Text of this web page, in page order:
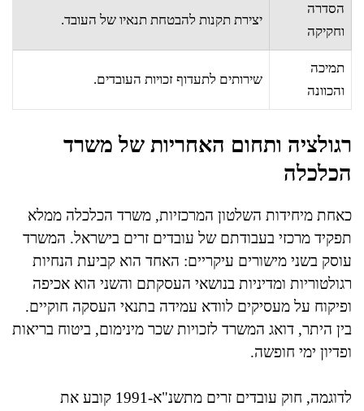
הסדרה
וחקיקה
יצירת תקנות להבטחת תנאיו של העובד.
תמיכה
והכוונה
שירותים לתעדוף זכויות העובדים.
רגולציה ותחום האחריות של משרד
הכלכלה
כאחת מיחידות השלטון המרכזיות, משרד הכלכלה ממלא
תפקיד מרכזי בעבודתם של עובדים זרים בישראל. המשרד
עוסק בשני מישורים עיקריים: האחד הוא קביעת הנחיות
רגולטוריות ומדיניות בנושאי העסקתם והשני הוא אכיפה
ופיקוח על מעסיקים לוודא עמידה בתנאי העסקה חוקיים.
בין היתר, דואג המשרד לזכויות שכר מינימום, ביטוח בריאות
ופדיון ימי חופשה.
לדוגמה, חוק עובדים זרים מתשנ"א-1991 קובע את